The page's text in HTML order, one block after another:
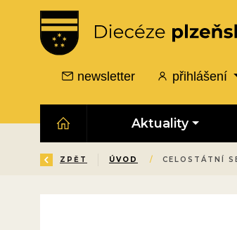
newsletter přihlášení
Aktuality
ZPĚT ÚVOD / CELOSTÁTNÍ